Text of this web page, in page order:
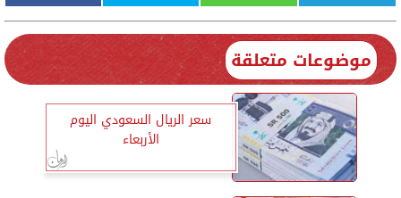
موضوعات متعلقة
سعر الريال السعودي اليوم
الأربعاء